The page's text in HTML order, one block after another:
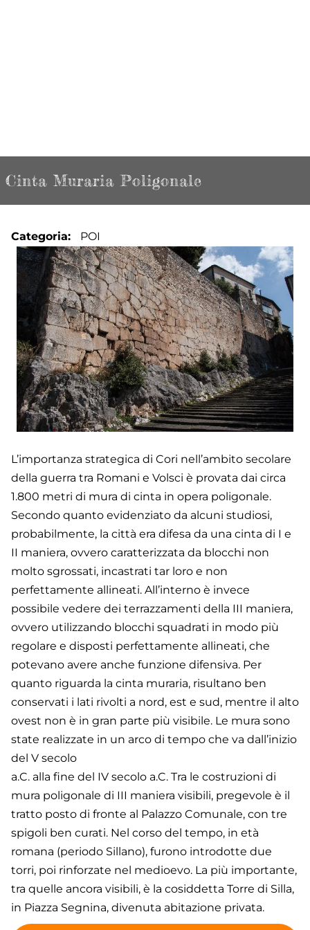
Cinta Muraria Poligonale
Categoria POI
L’importanza strategica di Cori nell’ambito secolare
della guerra tra Romani e Volsci è provata dai circa
1.800 metri di mura di cinta in opera poligonale.
Secondo quanto evidenziato da alcuni studiosi,
probabilmente, la città era difesa da una cinta di I e
II maniera, ovvero caratterizzata da blocchi non
molto sgrossati, incastrati tar loro e non
perfettamente allineati. All’interno è invece
possibile vedere dei terrazzamenti della III maniera,
ovvero utilizzando blocchi squadrati in modo più
regolare e disposti perfettamente allineati, che
potevano avere anche funzione difensiva. Per
quanto riguarda la cinta muraria, risultano ben
conservati i lati rivolti a nord, est e sud, mentre il alto
ovest non è in gran parte più visibile. Le mura sono
state realizzate in un arco di tempo che va dall’inizio
del V secolo
a.C. alla fine del IV secolo a.C. Tra le costruzioni di
mura poligonale di III maniera visibili, pregevole è il
tratto posto di fronte al Palazzo Comunale, con tre
spigoli ben curati. Nel corso del tempo, in età
romana (periodo Sillano), furono introdotte due
torri, poi rinforzate nel medioevo. La più importante,
tra quelle ancora visibili, è la cosiddetta Torre di Silla,
in Piazza Segnina, divenuta abitazione privata.